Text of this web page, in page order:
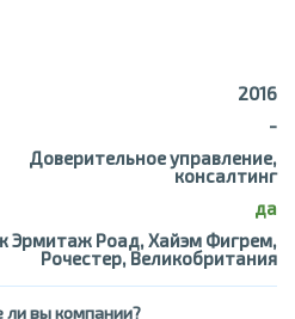
2016
-
Доверительное управление,
консалтинг
да
Эрмитаж Роад, Хайэм Фигрем,
Рочестер, Великобритания
ли вы компании?